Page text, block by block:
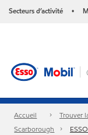
Secteurs d’activité •
Accueil Trouver
Scarborough